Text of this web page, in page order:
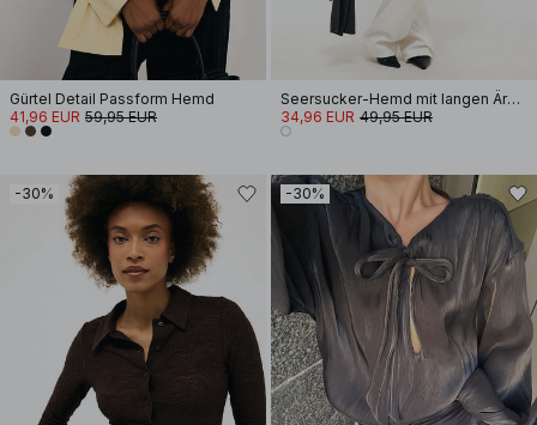
Gürtel Detail Passform Hemd
41,96 EUR 59,95 EUR
Seersucker-Hemd mit langen Ärmeln
34,96 EUR 49,95 EUR
-30% -30%